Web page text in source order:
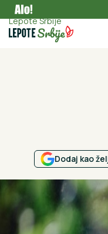
Aktuelno
Lepote Srbije
Dodaj kao